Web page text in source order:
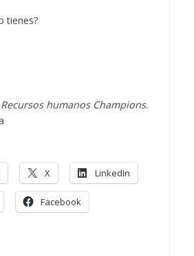
tienes?
Recursos humanos Champions.
X LinkedIn
Facebook